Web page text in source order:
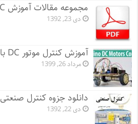
مجموعه مقالات آموزش PLC
دی 23, 1392
آموزش کنترل موتور DC با آردوینو
مرداد 26, 1399
دانلود جزوه کنترل صنعتی
دی 22, 1392